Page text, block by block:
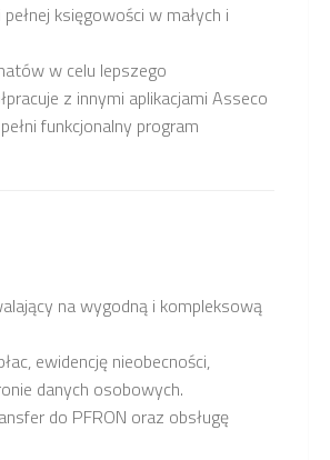
księgowości w małych i
w celu lepszego
z innymi aplikacjami Asseco
funkcjonalny program
na wygodną i kompleksową
ewidencję nieobecności,
danych osobowych.
do PFRON oraz obsługę